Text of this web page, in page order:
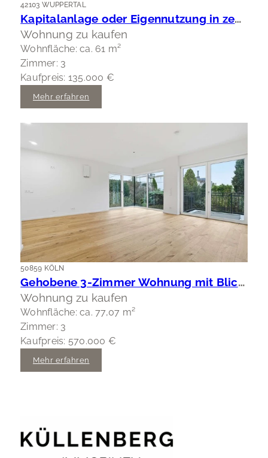
42103 WUPPERTAL
Kapitalanlage oder Eigennutzung in zentraler Lage Wuppertal-Elberfeld
Wohnung zu kaufen
Wohnfläche: ca. 61 m²
Zimmer: 3
Kaufpreis: 135.000 €
Mehr erfahren
50859 KÖLN
Gehobene 3-Zimmer Wohnung mit Blick ins Grüne
Wohnung zu kaufen
Wohnfläche: ca. 77,07 m²
Zimmer: 3
Kaufpreis: 570.000 €
Mehr erfahren